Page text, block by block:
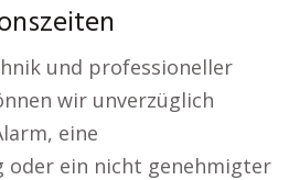
und professioneller
wir unverzüglich
eine
oder ein nicht genehmigter